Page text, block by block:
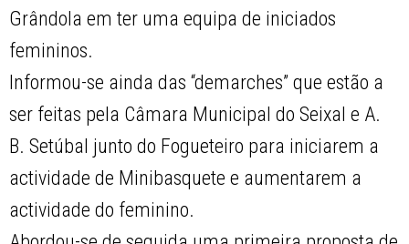
Grândola em ter uma equipa de iniciados
femininos.
Informou-se ainda das “demarches” que estão a
ser feitas pela Câmara Municipal do Seixal e A.
B. Setúbal junto do Fogueteiro para iniciarem a
actividade de Minibasquete e aumentarem a
actividade do feminino.